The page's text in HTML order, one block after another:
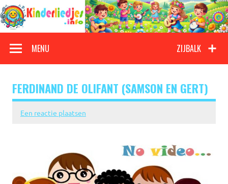
Doorgaan
naar
inhoud
Kinderliedjes
ZIJBALK
MENU
FERDINAND DE OLIFANT (SAMSON EN GERT)
Een reactie plaatsen